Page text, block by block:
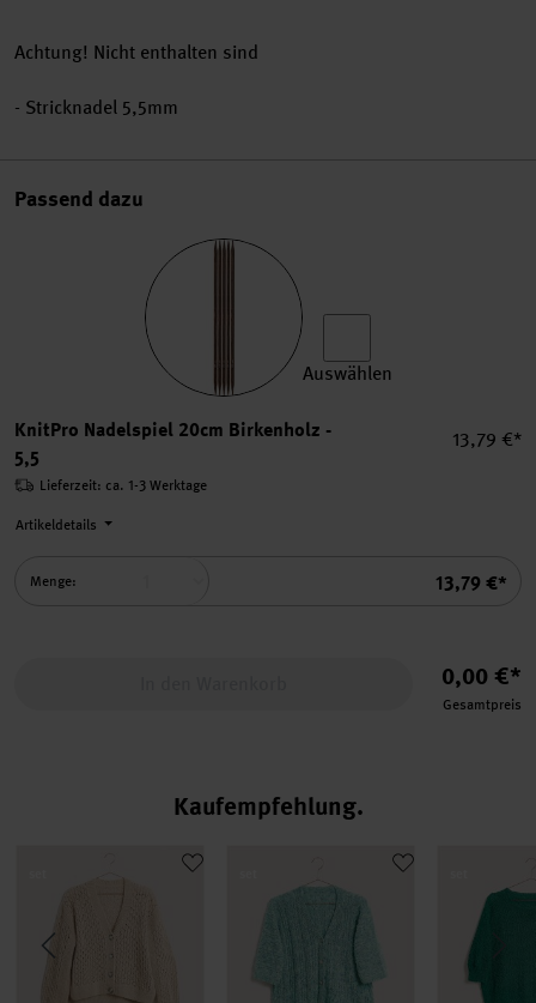
Achtung! Nicht enthalten sind
- Stricknadel 5,5mm
Passend dazu
Auswählen
KnitPro Nadelspiel 20cm Birkenholz -
5,5
13,79 €*
Summe
13,79 €*
Lieferzeit: ca. 1-3 Werktage
Artikeldetails
Menge:
0,00 €*
Gesamtpreis
Kaufempfehlung
aus Lovewool Nr. 18
Strickset Jacke Modell 21 aus Lovewool Nr. 18
Strickset Jacke Modell 24 aus